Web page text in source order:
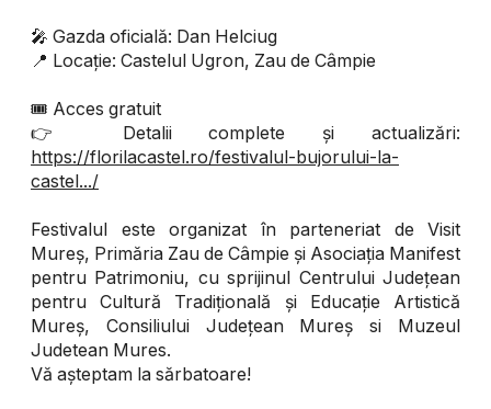
🎤 Gazda oficială: Dan Helciug
📍 Locație: Castelul Ugron, Zau de Câmpie
🎟️ Acces gratuit
👉 Detalii complete și actualizări:
https://florilacastel.ro/festivalul-bujorului-la-
castel.../
Festivalul este organizat în parteneriat de Visit
Mureș, Primăria Zau de Câmpie și Asociația Manifest
pentru Patrimoniu, cu sprijinul Centrului Județean
pentru Cultură Tradițională și Educație Artistică
Mureș, Consiliului Județean Mureș si Muzeul
Judetean Mures.
Vă așteptam la sărbatoare!